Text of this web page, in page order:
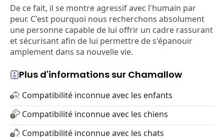
De ce fait, il se montre agressif avec l'humain par
peur. C'est pourquoi nous recherchons absolument
une personne capable de lui offrir un cadre rassurant
et sécurisant afin de lui permettre de s'épanouir
amplement dans sa nouvelle vie.
Plus d'informations sur Chamallow
Compatibilité inconnue avec les enfants
Compatibilité inconnue avec les chiens
Compatibilité inconnue avec les chats